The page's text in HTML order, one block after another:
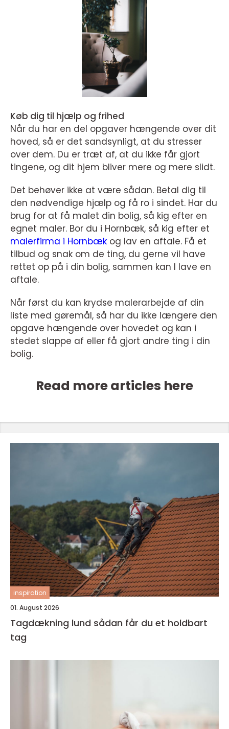
Køb dig til hjælp og frihed
Når du har en del opgaver hængende over dit
hoved, så er det sandsynligt, at du stresser
over dem. Du er træt af, at du ikke får gjort
tingene, og dit hjem bliver mere og mere slidt.
Det behøver ikke at være sådan. Betal dig til
den nødvendige hjælp og få ro i sindet. Har du
brug for at få malet din bolig, så kig efter en
egnet maler. Bor du i Hornbæk, så kig efter et
malerfirma i Hornbæk og lav en aftale. Få et
tilbud og snak om de ting, du gerne vil have
rettet op på i din bolig, sammen kan I lave en
aftale.
Når først du kan krydse malerarbejde af din
liste med gøremål, så har du ikke længere den
opgave hængende over hovedet og kan i
stedet slappe af eller få gjort andre ting i din
bolig.
Read more articles here
inspiration
01. August 2026
Tagdækning lund sådan får du et holdbart
tag